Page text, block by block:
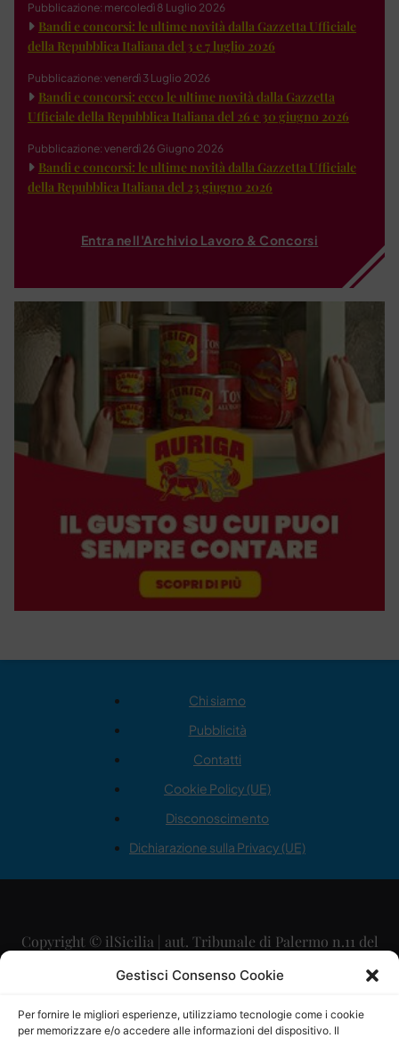
Gestisci Consenso Cookie
Per fornire le migliori esperienze, utilizziamo tecnologie come i cookie
per memorizzare e/o accedere alle informazioni del dispositivo. Il
Pubblicazione: mercoledì 8 Luglio 2026
Bandi e concorsi: le ultime novità dalla Gazzetta Ufficiale
della Repubblica Italiana del 3 e 7 luglio 2026
Pubblicazione: venerdì 3 Luglio 2026
Bandi e concorsi: ecco le ultime novità dalla Gazzetta
Ufficiale della Repubblica Italiana del 26 e 30 giugno 2026
Pubblicazione: venerdì 26 Giugno 2026
Bandi e concorsi: le ultime novità dalla Gazzetta Ufficiale
della Repubblica Italiana del 23 giugno 2026
Entra nell'Archivio Lavoro & Concorsi
Chi siamo
Pubblicità
Contatti
Cookie Policy (UE)
Disconoscimento
Dichiarazione sulla Privacy (UE)
Copyright © ilSicilia | aut. Tribunale di Palermo n.11 del
29/09/2015